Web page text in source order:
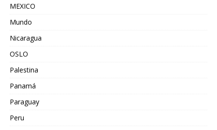
MEXICO
Mundo
Nicaragua
OSLO
Palestina
Panamá
Paraguay
Peru